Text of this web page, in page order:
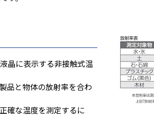
晶に表示する非接触式温
品と物体の放射率を合わ
確な温度を測定するに